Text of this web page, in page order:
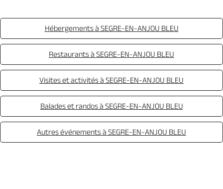
Hébergements à SEGRE-EN-ANJOU BLEU
Restaurants à SEGRE-EN-ANJOU BLEU
Visites et activités à SEGRE-EN-ANJOU BLEU
Balades et randos à SEGRE-EN-ANJOU BLEU
Autres événements à SEGRE-EN-ANJOU BLEU